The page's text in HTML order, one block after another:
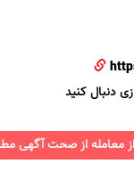
دنبال کنید
معامله از صحت آگهی